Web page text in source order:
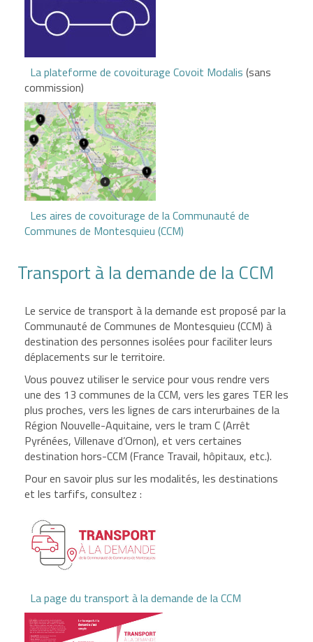
La plateforme de covoiturage Covoit Modalis (sans
commission)
Les aires de covoiturage de la Communauté de
Communes de Montesquieu (CCM)
Transport à la demande de la CCM
Le service de transport à la demande est proposé par la
Communauté de Communes de Montesquieu (CCM) à
destination des personnes isolées pour faciliter leurs
déplacements sur le territoire.
Vous pouvez utiliser le service pour vous rendre vers
une des 13 communes de la CCM, vers les gares TER les
plus proches, vers les lignes de cars interurbaines de la
Région Nouvelle-Aquitaine, vers le tram C (Arrêt
Pyrénées, Villenave d’Ornon), et vers certaines
destination hors-CCM (France Travail, hôpitaux, etc.).
Pour en savoir plus sur les modalités, les destinations
et les tarfifs, consultez :
La page du transport à la demande de la CCM